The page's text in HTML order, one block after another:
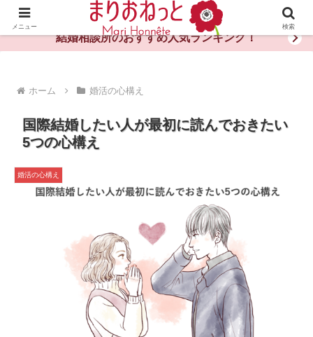
婚活や出会いの体験談・評判・秘訣がわかる情報サイト
結婚相談所のおすすめ人気ランキング！
ホーム 婚活の心構え
国際結婚したい人が最初に読んでおきたい
5つの心構え
婚活の心構え
メニュー 検索